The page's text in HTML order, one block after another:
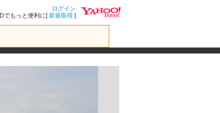
ログイン
IDでもっと便利に[新規取得 ]